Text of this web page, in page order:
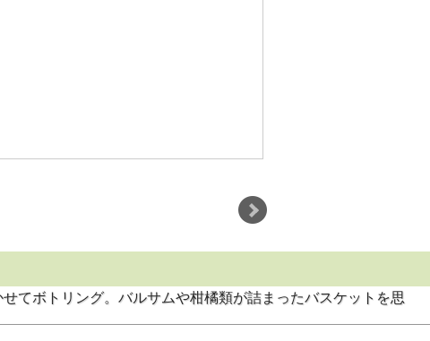
てボトリング。バルサムや柑橘類が詰まったバスケットを思